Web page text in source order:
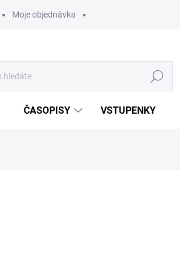
Moje objednávka
Hledat
ČASOPISY VSTUPENKY